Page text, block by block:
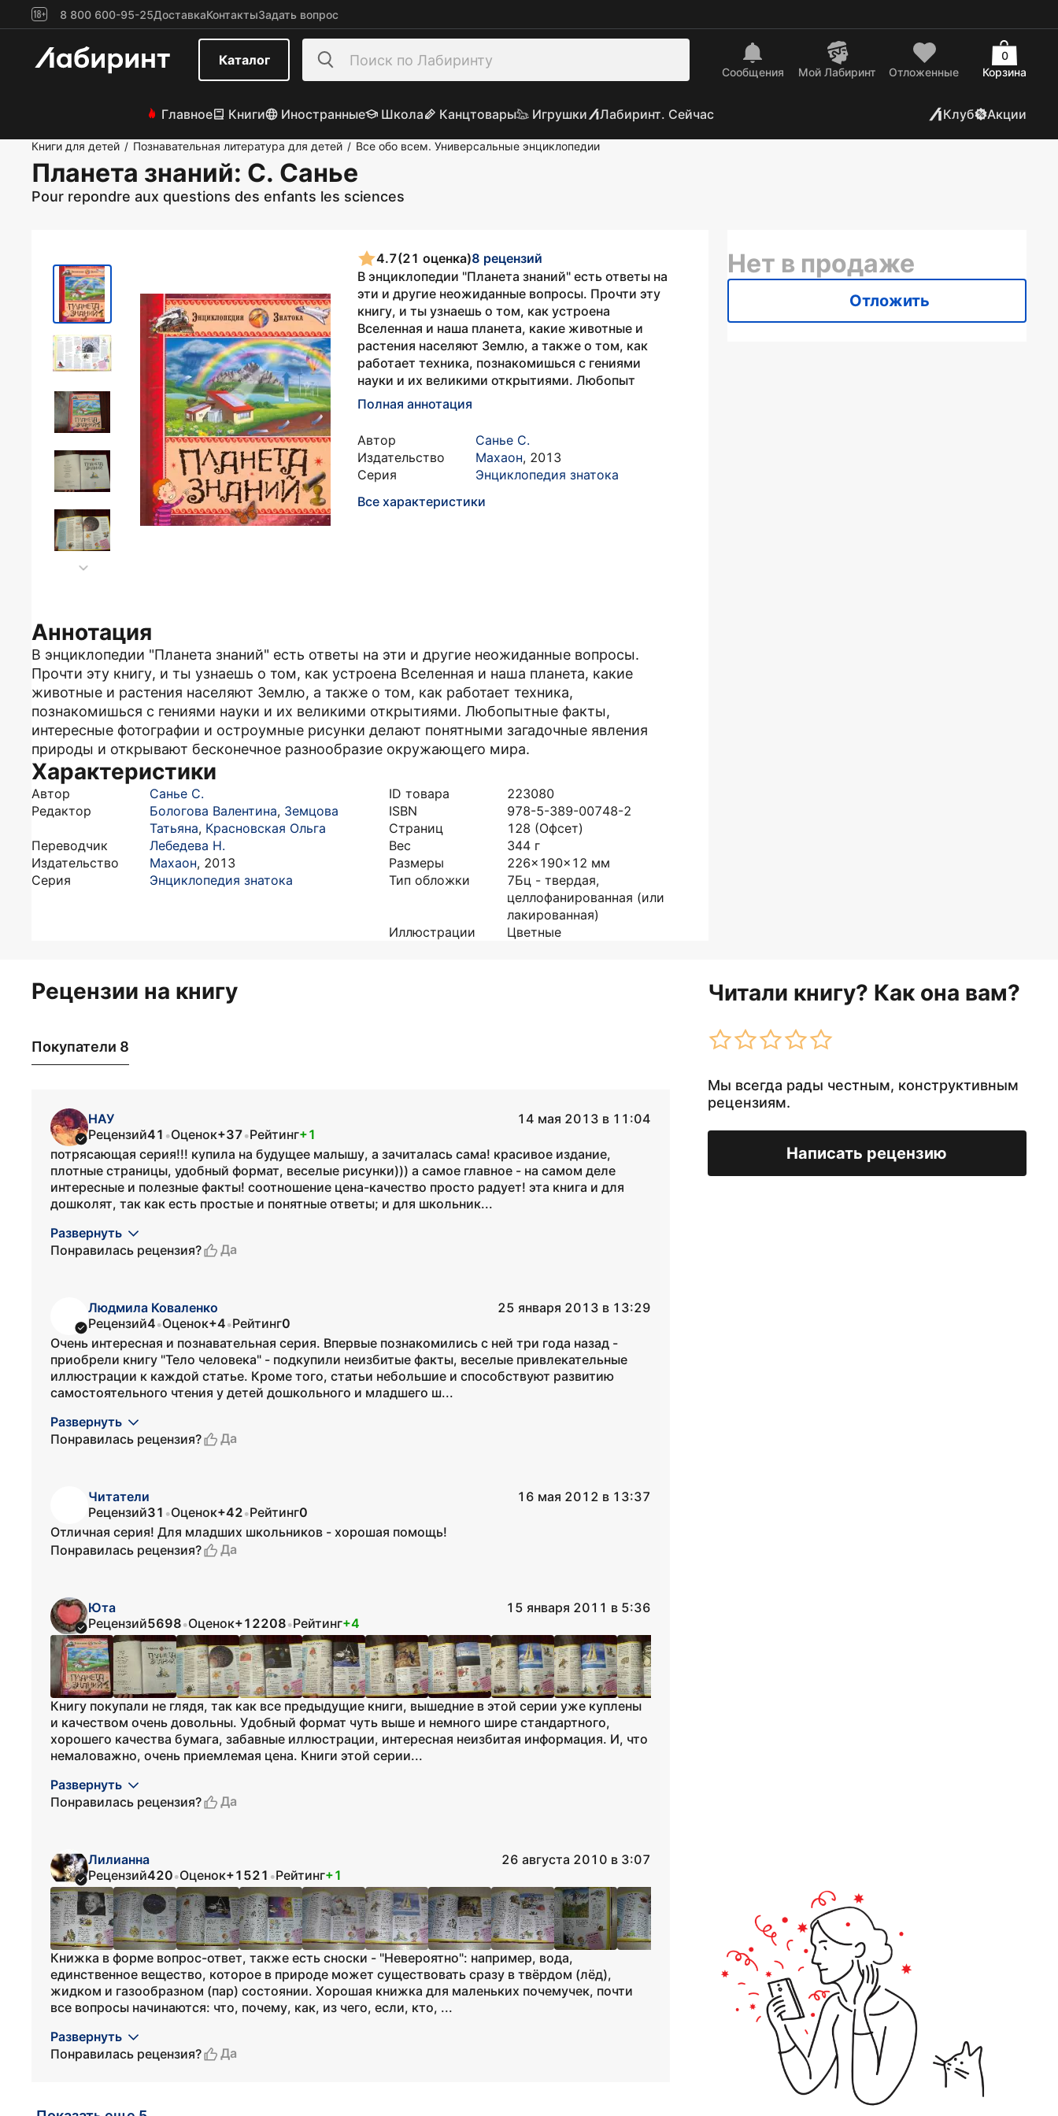
8 800 600-95-25ДоставкаКонтактыЗадать вопрос
Каталог
Сообщения Mой Лабиринт Отложенные Корзина
0
Главное Книги Иностранные Школа Канцтовары Игрушки Лабиринт. Сейчас Клуб Акции
Книги для детей / Познавательная литература для детей / Все обо всем. Универсальные энциклопедии
Планета знаний: С. Санье
Pour repondre aux questions des enfants les sciences
4.7(21 оценка)8 рецензий
В энциклопедии "Планета знаний" есть ответы на
эти и другие неожиданные вопросы. Прочти эту
книгу, и ты узнаешь о том, как устроена
Вселенная и наша планета, какие животные и
растения населяют Землю, а также о том, как
работает техника, познакомишься с гениями
науки и их великими открытиями. Любопыт
Полная аннотация
Автор
Санье С.
Издательство
Махаон, 2013
Серия
Энциклопедия знатока
Все характеристики
Аннотация
В энциклопедии "Планета знаний" есть ответы на эти и другие неожиданные вопросы.
Прочти эту книгу, и ты узнаешь о том, как устроена Вселенная и наша планета, какие
животные и растения населяют Землю, а также о том, как работает техника,
познакомишься с гениями науки и их великими открытиями. Любопытные факты,
интересные фотографии и остроумные рисунки делают понятными загадочные явления
природы и открывают бесконечное разнообразие окружающего мира.
Характеристики
Автор
Санье С.
Редактор
Бологова Валентина, Земцова
Татьяна, Красновская Ольга
Переводчик
Лебедева Н.
Издательство
Махаон, 2013
Серия
Энциклопедия знатока
ID товара
223080
ISBN
978-5-389-00748-2
Страниц
128 (Офсет)
Вес
344 г
Размеры
226x190x12 мм
Тип обложки
7Бц - твердая,
целлофанированная (или
лакированная)
Иллюстрации
Цветные
Нет в продаже
Отложить
Рецензии на книгу Читали книгу? Как она вам?
Мы всегда рады честным, конструктивным
рецензиям.
Написать рецензию
Покупатели 8
НАУ
14 мая 2013 в 11:04
Рецензий41 •Оценок+37•Рейтинг+1
потрясающая серия!!! купила на будущее малышу, а зачиталась сама! красивое издание,
плотные страницы, удобный формат, веселые рисунки))) а самое главное - на самом деле
интересные и полезные факты! соотношение цена-качество просто радует! эта книга и для
дошколят, так как есть простые и понятные ответы; и для школьник...
Развернуть
Понравилась рецензия?
Да
Людмила Коваленко
25 января 2013 в 13:29
Рецензий4•Оценок+4•Рейтинг0
Очень интересная и познавательная серия. Впервые познакомились с ней три года назад -
приобрели книгу "Тело человека" - подкупили неизбитые факты, веселые привлекательные
иллюстрации к каждой статье. Кроме того, статьи небольшие и способствуют развитию
самостоятельного чтения у детей дошкольного и младшего ш...
Развернуть
Понравилась рецензия?
Да
Читатели
16 мая 2012 в 13:37
Рецензий31 •Оценок+42•Рейтинг0
Отличная серия! Для младших школьников - хорошая помощь!
Понравилась рецензия?
Да
Юта
15 января 2011 в 5:36
Рецензий5698•Оценок+12208•Рейтинг+4
Книгу покупали не глядя, так как все предыдущие книги, вышедние в этой серии уже куплены
и качеством очень довольны. Удобный формат чуть выше и немного шире стандартного,
хорошего качества бумага, забавные иллюстрации, интересная неизбитая информация. И, что
немаловажно, очень приемлемая цена. Книги этой серии...
Развернуть
Понравилась рецензия?
Да
Лилианна
26 августа 2010 в 3:07
Рецензий420•Оценок+1521 •Рейтинг+1
Книжка в форме вопрос-ответ, также есть сноски - "Невероятно": например, вода,
единственное вещество, которое в природе может существовать сразу в твёрдом (лёд),
жидком и газообразном (пар) состоянии. Хорошая книжка для маленьких почемучек, почти
все вопросы начинаются: что, почему, как, из чего, если, кто, ...
Развернуть
Понравилась рецензия?
Да